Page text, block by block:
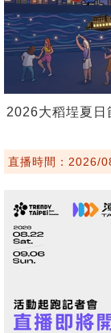
2026大稻埕夏日
直播時間：2026/